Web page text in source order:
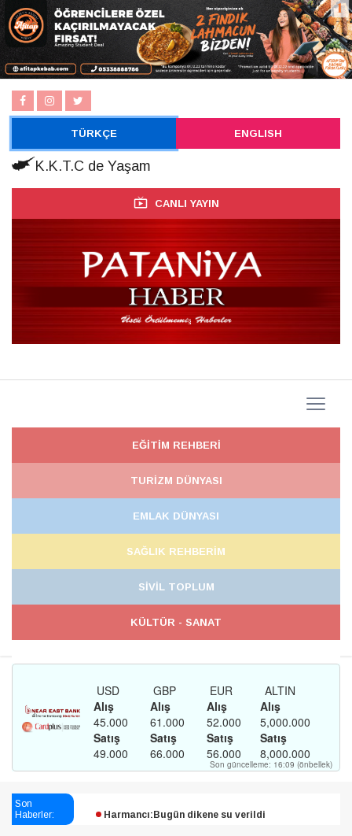
TÜRKÇE ENGLISH
K.K.T.C de Yaşam
CANLI YAYIN
EĞİTİM REHBERİ
TURİZM DÜNYASI
EMLAK DÜNYASI
SAĞLIK REHBERİM
SİVİL TOPLUM
KÜLTÜR - SANAT
Son
Haberler: